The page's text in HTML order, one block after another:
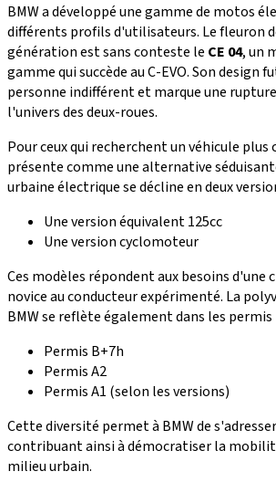
BMW a développé une gamme de motos
différents profils d'utilisateurs. Le fleuron
génération est sans conteste le CE 04, un
gamme qui succède au C-EVO. Son design
personne indifférent et marque une
l'univers des deux-roues.
Pour ceux qui recherchent un véhicule plus
présente comme une alternative
urbaine électrique se décline en deux
Une version équivalent 125cc
Une version cyclomoteur
Ces modèles répondent aux besoins d'une
novice au conducteur expérimenté. La
BMW se reflète également dans les permis
Permis B+7h
Permis A2
Permis A1 (selon les versions)
Cette diversité permet à BMW de
contribuant ainsi à démocratiser la
milieu urbain.